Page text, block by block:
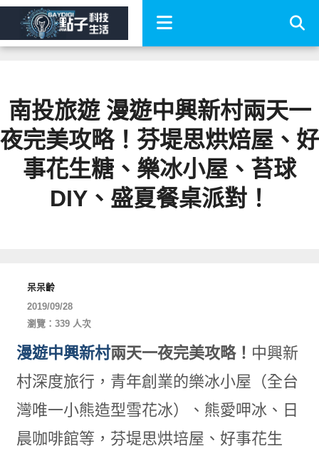
南投旅遊 漫遊中興新村兩天一
夜完美攻略！芬堤思烘焙屋、好
事花生糖、樂冰小屋、苔球
DIY、盛夏餐桌派對！
呆呆齡
2019/09/28
瀏覽：339 人次
漫遊中興新村兩天一夜完美攻略！ 中興新
村深度旅行，青年創業的樂冰小屋（全台
灣唯一小熊造型雪花冰）、熊愛呷冰、日
晨咖啡館等，芬堤思烘培屋、好事花生